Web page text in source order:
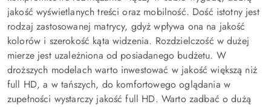
jakość wyświetlanych treści oraz mobilność. Dość istotny jest
rodzaj zastosowanej matrycy, gdyż wpływa ona na jakość
kolorów i szerokość kąta widzenia. Rozdzielczość w dużej
mierze jest uzależniona od posiadanego budżetu. W
droższych modelach warto inwestować w jakość większą niż
full HD, a w tańszych, do komfortowego oglądania w
zupełności wystarczy jakość full HD. Warto zadbać o dużą